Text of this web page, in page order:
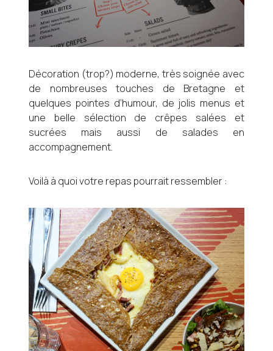
Décoration (trop?) moderne, très soignée avec
de nombreuses touches de Bretagne et
quelques pointes d’humour, de jolis menus et
une belle sélection de crêpes salées et
sucrées mais aussi de salades en
accompagnement.
Voilà à quoi votre repas pourrait ressembler :